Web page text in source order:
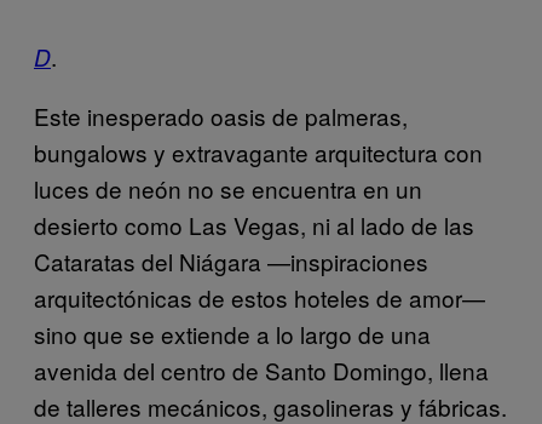
D.
Este inesperado oasis de palmeras,
bungalows y extravagante arquitectura con
luces de neón no se encuentra en un
desierto como Las Vegas, ni al lado de las
Cataratas del Niágara —inspiraciones
arquitectónicas de estos hoteles de amor—
sino que se extiende a lo largo de una
avenida del centro de Santo Domingo, llena
de talleres mecánicos, gasolineras y fábricas.